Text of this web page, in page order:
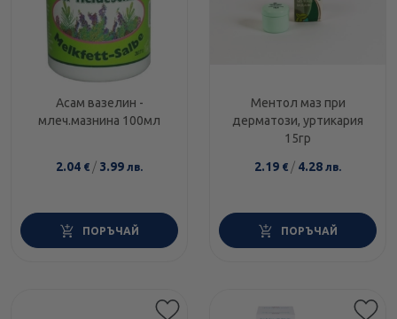
Асам вазелин -
млеч.мазнина 100мл
2.04 € / 3.99 лв.
ПОРЪЧАЙ
Ментол маз при
дерматози, уртикария
15гр
2.19 € / 4.28 лв.
ПОРЪЧАЙ